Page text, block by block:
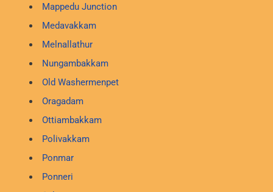
Mappedu Junction
Medavakkam
Melnallathur
Nungambakkam
Old Washermenpet
Oragadam
Ottiambakkam
Polivakkam
Ponmar
Ponneri